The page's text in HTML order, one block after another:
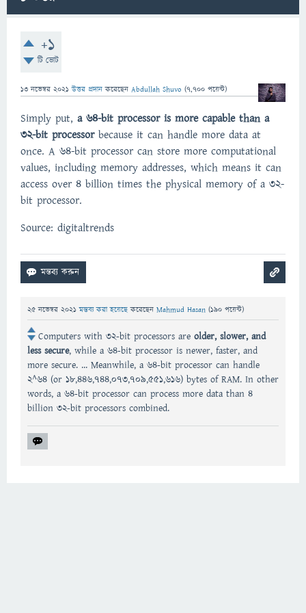
+1
টি ভোট
13 নভেম্বর 2021 উত্তর প্রদান করেছেন Abdullah Shuvo (7,700 পয়েন্ট)
Simply put, a 64-bit processor is more capable than a
32-bit processorbecause it can handle more data at
once. A 64-bit processor can store more computational
values, including memory addresses, which means it can
access over 4 billion times the physical memory of a 32-
bit processor.
Source: digitaltrends
25 নভেম্বর 2021 মন্তব্য করা হয়েছেকরেছেন Mahmud Hasan (190 পয়েন্ট)
Computers with 32-bit processors are older, slower, and
less secure, while a 64-bit processor is newer, faster, and
more secure. ... Meanwhile, a 64-bit processor can handle
2^64 (or 18,446,744,073,709,551,616) bytes of RAM. In other
words, a 64-bit processor can process more data than 4
billion 32-bit processors combined.